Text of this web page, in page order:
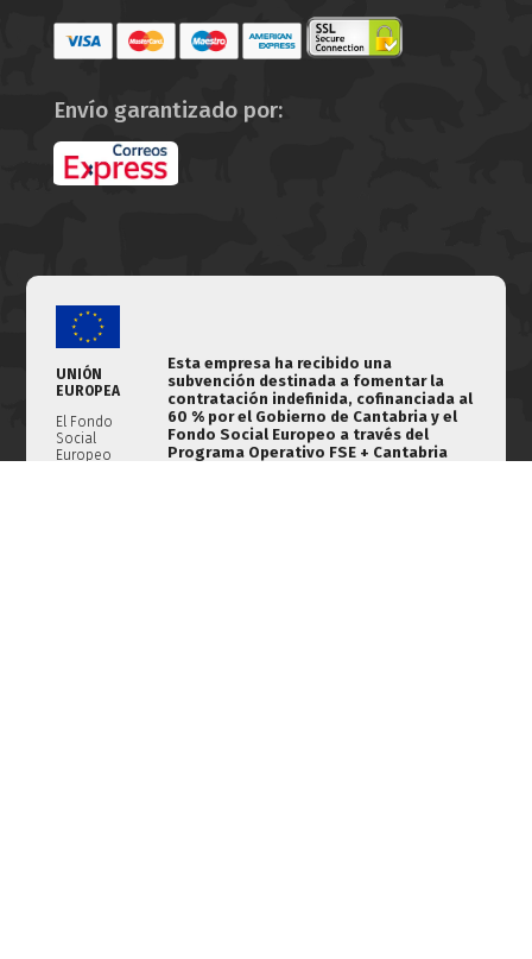
Envío garantizado por:
UNIÓN
EUROPEA
El Fondo
Social
Europeo
Esta empresa ha recibido una
subvención destinada a fomentar la
contratación indefinida, cofinanciada al
60 % por el Gobierno de Cantabria y el
Fondo Social Europeo a través del
Programa Operativo FSE + Cantabria